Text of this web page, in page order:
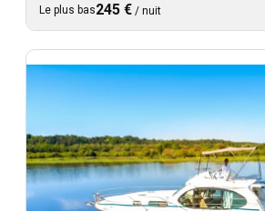
Le plus bas245 € / nuit